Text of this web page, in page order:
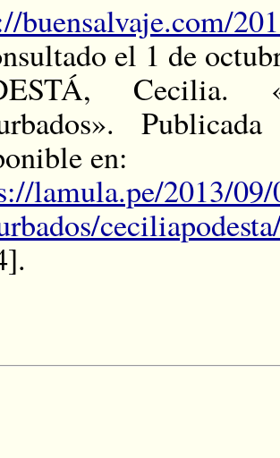
buensalvaje.com/
el 1 de
Cecilia.
en:
lamula.pe/2013/